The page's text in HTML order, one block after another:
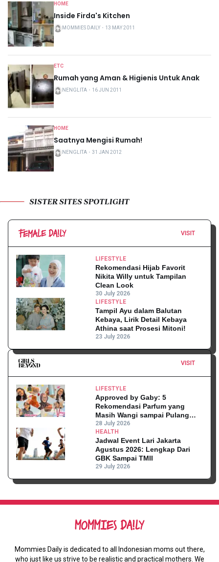
HOME
Inside Firda's Kitchen
MOMMIES DAILY ・ 13 MAY 2011
ETC
Rumah yang Aman & Higienis Untuk Anak
NENGLITA ・ 16 JUN 2011
HOME
Saatnya Mengisi Rumah!
NENGLITA ・ 31 JAN 2012
SISTER SITES SPOTLIGHT
VISIT
LIFESTYLE
Rekomendasi Hijab Favorit
Nikita Willy untuk Tampilan
Clean Look
30 July 2026
LIFESTYLE
Tampil Ayu dalam Balutan
Kebaya, Lirik Detail Kebaya
Athina saat Prosesi Mitoni!
23 July 2026
VISIT
LIFESTYLE
Approved by Gaby: 5
Rekomendasi Parfum yang
Masih Wangi sampai Pulang
Kantor
28 July 2026
HEALTH
Jadwal Event Lari Jakarta
Agustus 2026: Lengkap Dari
GBK Sampai TMII
29 July 2026
Mommies Daily is dedicated to all Indonesian moms out there,
who just like us strive to be realistic and practical mothers. We